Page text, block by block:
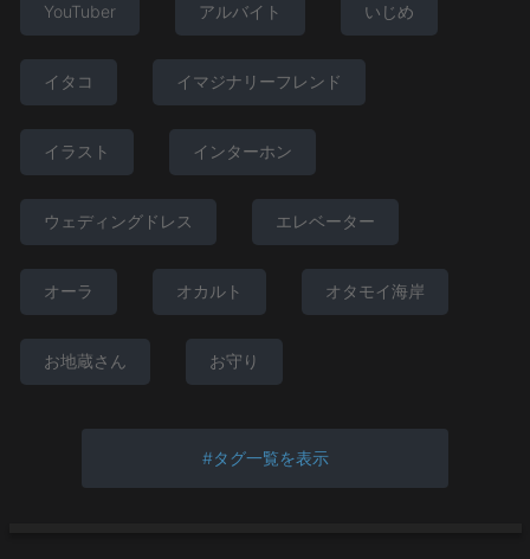
YouTuber アルバイト いじめ
イタコ イマジナリーフレンド
イラスト インターホン
ウェディングドレス エレベーター
オーラ オカルト オタモイ海岸
お地蔵さん お守り
タグ一覧を表示